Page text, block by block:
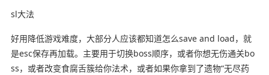
sl大法
好用降低游戏难度，大部分人应该都知道怎么save and load，就
是esc保存再加载。主要用于切换boss顺序，或者你想无伤通关bo
ss，或者改变食腐舌簇给你法术，或者如果你拿到了遗物“无尽药